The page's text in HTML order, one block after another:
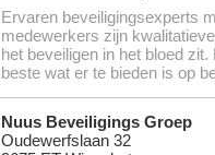
Ervaren beveiligingsexperts
medewerkers zijn
het beveiligen in het bloed
beste wat er te bieden is op
Nuus Beveiligings Groep
Oudewerfslaan 32